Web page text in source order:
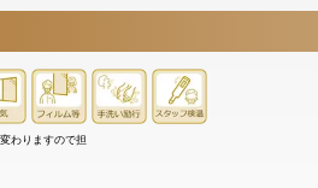
わりますので担